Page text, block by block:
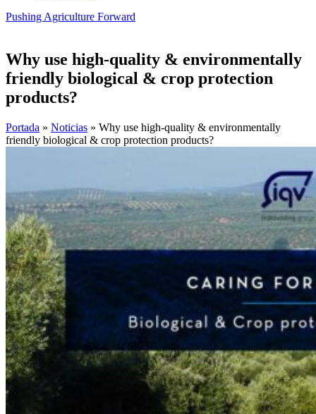
Pushing Agriculture Forward
Why use high-quality & environmentally
friendly biological & crop protection
products?
Portada » Noticias » Why use high-quality & environmentally
friendly biological & crop protection products?